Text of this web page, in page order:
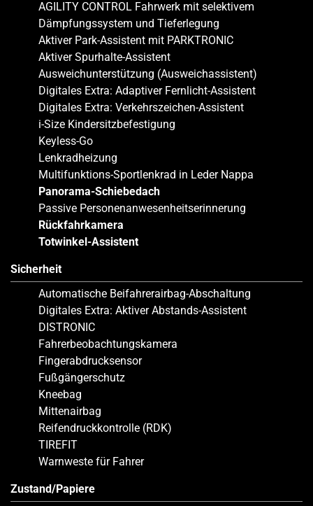
AGILITY CONTROL Fahrwerk mit selektivem
Dämpfungssystem und Tieferlegung
Aktiver Park-Assistent mit PARKTRONIC
Aktiver Spurhalte-Assistent
Ausweichunterstützung (Ausweichassistent)
Digitales Extra: Adaptiver Fernlicht-Assistent
Digitales Extra: Verkehrszeichen-Assistent
i-Size Kindersitzbefestigung
Keyless-Go
Lenkradheizung
Multifunktions-Sportlenkrad in Leder Nappa
Panorama-Schiebedach
Passive Personenanwesenheitserinnerung
Rückfahrkamera
Totwinkel-Assistent
Sicherheit
Automatische Beifahrerairbag-Abschaltung
Digitales Extra: Aktiver Abstands-Assistent
DISTRONIC
Fahrerbeobachtungskamera
Fingerabdrucksensor
Fußgängerschutz
Kneebag
Mittenairbag
Reifendruckkontrolle (RDK)
TIREFIT
Warnweste für Fahrer
Zustand/Papiere